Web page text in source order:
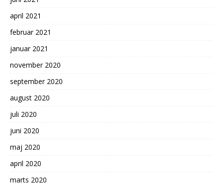
april 2021
februar 2021
januar 2021
november 2020
september 2020
august 2020
juli 2020
juni 2020
maj 2020
april 2020
marts 2020